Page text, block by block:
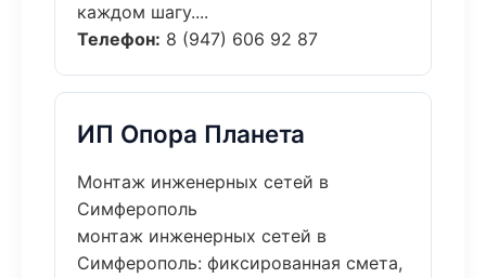
каждом шагу....
Телефон: 8 (947) 606 92 87
ИП Опора Планета
Монтаж инженерных сетей в
Симферополь
монтаж инженерных сетей в
Симферополь: фиксированная смета,